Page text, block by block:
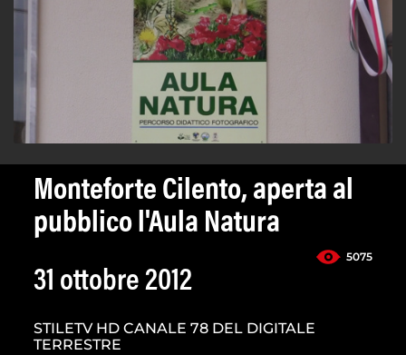
Monteforte Cilento, aperta al
pubblico l'Aula Natura
5075
31 ottobre 2012
STILETV HD CANALE 78 DEL DIGITALE
TERRESTRE